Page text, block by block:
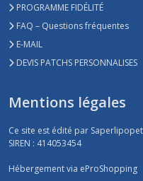
PROGRAMME FIDÉLITÉ
FAQ – Questions fréquentes
E-MAIL
DEVIS PATCHS PERSONNALISES
Mentions légales
Ce site est édité par
SIREN : 414053454
Hébergement via eProShopping